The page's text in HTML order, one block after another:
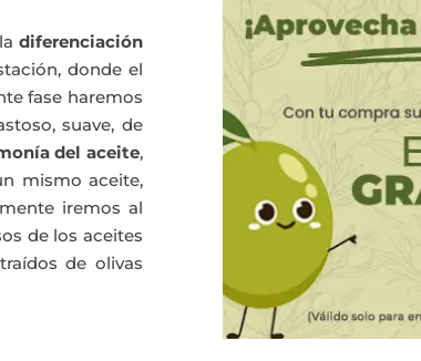
ladiferenciación
donde el
fase haremos
suave, de
del aceite,
mismo aceite,
iremos al
de los aceites
de olivas